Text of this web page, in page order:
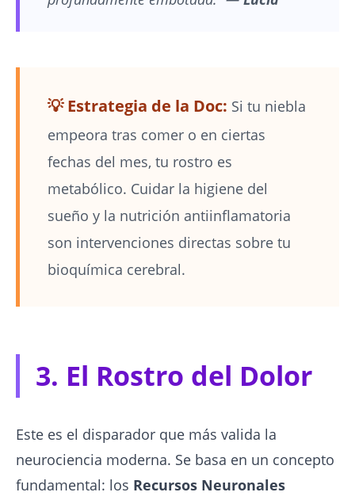
💡 Estrategia de la Doc: Si tu niebla
empeora tras comer o en ciertas
fechas del mes, tu rostro es
metabólico. Cuidar la higiene del
sueño y la nutrición antiinflamatoria
son intervenciones directas sobre tu
bioquímica cerebral.
3. El Rostro del Dolor
Este es el disparador que más valida la
neurociencia moderna. Se basa en un concepto
fundamental: los Recursos Neuronales